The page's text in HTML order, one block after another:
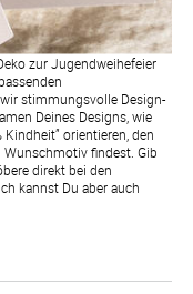
zur Jugendweihefeier
stimmungsvolle Design-
Deines Designs, wie
Kindheit” orientieren, den
findest. Gib
direkt bei den
kannst Du aber auch